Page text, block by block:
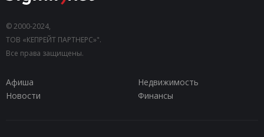
© 2000-2024,
ТОВ «КЕПРЕЙТ ПАРТНЕРС»".
Все права защищены.
Афиша
Недвижимость
Новости
Финансы